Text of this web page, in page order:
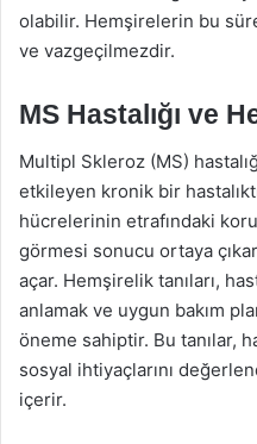
olabilir. Hemşirelerin bu
ve vazgeçilmezdir.
MS Hastalığı ve
Multipl Skleroz (MS)
etkileyen kronik bir
hücrelerinin etrafındaki
görmesi sonucu ortaya
açar. Hemşirelik tanıları,
anlamak ve uygun bakım
öneme sahiptir. Bu tanılar,
sosyal ihtiyaçlarını
içerir.